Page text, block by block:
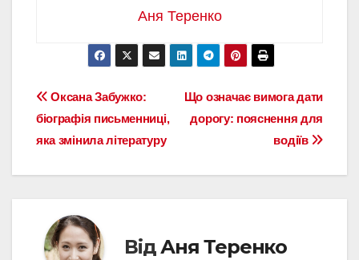
Аня Теренко
Навігація
записів
Що означає вимога дати
дорогу: пояснення для
водіїв
Оксана Забужко:
біографія письменниці,
яка змінила літературу
ВідАня Теренко